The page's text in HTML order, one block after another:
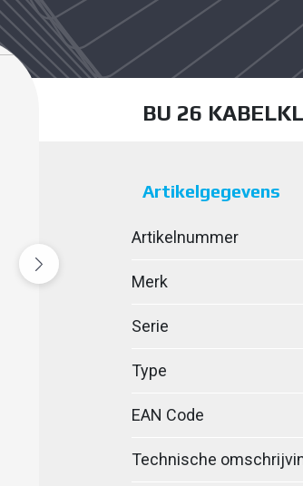
BU 26
Artikelgegevens
Artikelnummer
Merk
Serie
Type
EAN Code
Technische